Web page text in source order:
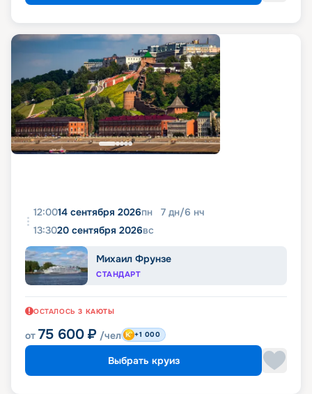
12:0014 сентября 2026пн 7 дн/6 нч
13:3020 сентября 2026вс
Михаил Фрунзе
СТАНДАРТ
ОСТАЛОСЬ 3 КАЮТЫ
от 75 600 ₽ /чел +1 000
Выбрать круиз